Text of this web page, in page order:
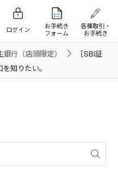
ログイン
お手続き
フォーム
各種取引・
お手続き
行（店頭限定）
［SBI証
知りたい。